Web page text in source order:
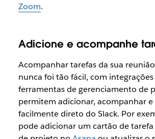
Zoom.
Adicione e acompanhe
Acompanhar tarefas da sua
nunca foi tão fácil, com
ferramentas de gerenciamento de
permitem adicionar, acompanhar
facilmente direto do Slack. Por
pode adicionar um cartão de